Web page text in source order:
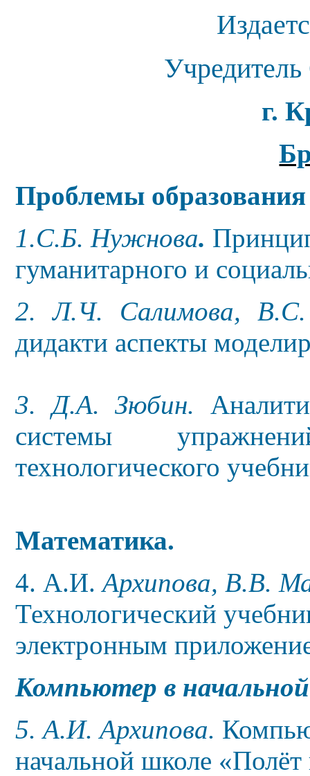
г.
Проблемы образования
1.С.Б. Нужнова.
гуманитарного и
2. Л.Ч. Салимова,
дидакти аспекты
3. Д.А. Зюбин.
системы
технологического
Математика.
4. А.И.Архипова, В.В.
Технологический
электронным
Компьютер в
5. А.И. Архипова.
начальной школе «Полёт